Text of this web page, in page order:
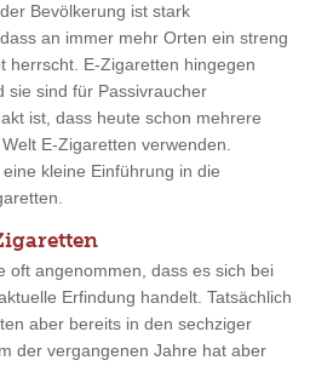
Bevölkerung ist stark
an immer mehr Orten ein streng
herrscht. E-Zigaretten hingegen
sie sind für Passivraucher
ist, dass heute schon mehrere
E-Zigaretten verwenden.
kleine Einführung in die
oft angenommen, dass es sich bei
Erfindung handelt. Tatsächlich
aber bereits in den sechziger
der vergangenen Jahre hat aber